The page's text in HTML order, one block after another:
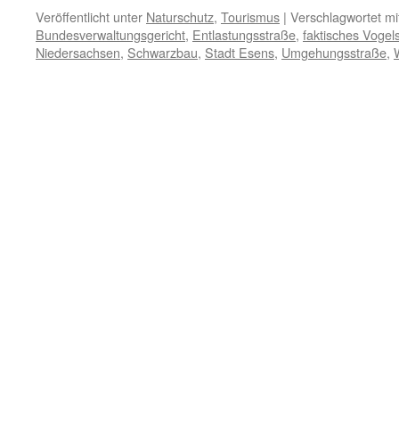
Veröffentlicht unter Naturschutz, Tourismus | Verschlagwortet
Bundesverwaltungsgericht, Entlastungsstraße, faktisches
Niedersachsen, Schwarzbau, Stadt Esens, Umgehungsstraße,